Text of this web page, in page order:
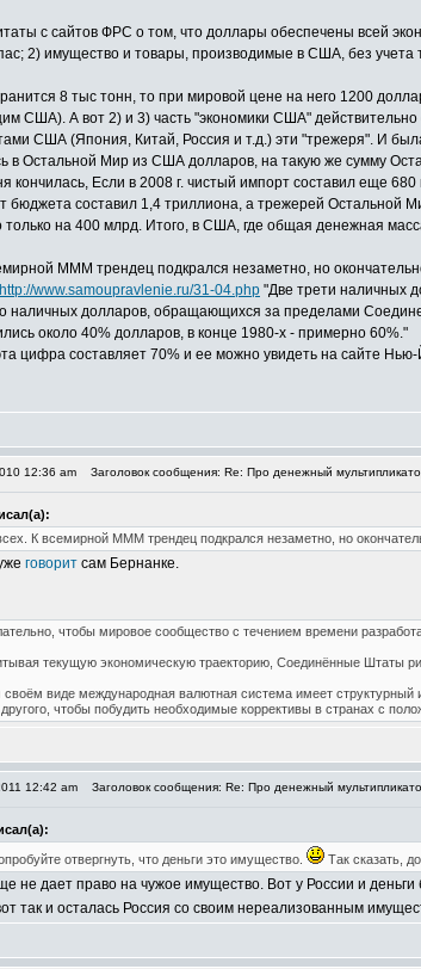
с сайтов ФРС о том, что доллары обеспечены всей
2) имущество и товары, производимые в США, без
8 тыс тонн, то при мировой цене на него 1200
США). А вот 2) и 3) часть "экономики США"
США (Япония, Китай, Россия и т.д.) эти "трежеря". И
в Остальной Мир из США долларов, на такую же сумму
кончилась, Если в 2008 г. чистый импорт составил еще
бюджета составил 1,4 триллиона, а трежерей Остальной
только на 400 млрд. Итого, в США, где общая денежная
МММ трендец подкрался незаметно, но
http://www.samoupravlenie.ru/31-04.php "Две трети наличных
наличных долларов, обращающихся за пределами
около 40% долларов, в конце 1980-х - примерно 60%."
цифра составляет 70% и ее можно увидеть на сайте
12:36 am Заголовок сообщения: Re: Про денежный
К всемирной МММ трендец подкрался незаметно, но
говорит сам Бернанке.
чтобы мировое сообщество с течением времени
текущую экономическую траекторию, Соединённые Штаты
виде международная валютная система имеет структурный
другого, чтобы побудить необходимые коррективы в странах с
12:42 am Заголовок сообщения: Re: Про денежный
отвергнуть, что деньги это имущество. Так сказать,
не дает право на чужое имущество. Вот у России и
так и осталась Россия со своим нереализованным